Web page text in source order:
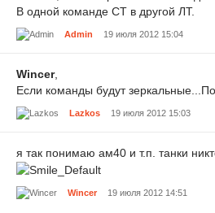
В одной команде СТ в другой ЛТ.
Admin 19 июля 2012 15:04
Wincer,
Если команды будут
Lazkos 19 июля 2012 15:03
я так понимаю ам40 и т.п. танки
Wincer 19 июля 2012 14:51